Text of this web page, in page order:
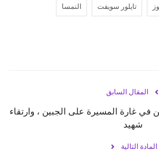
تايلور سويفت
النمسا
المقال السابق
غارة المسيرة على الجبين ، وارتقاء
شهيد
المادة التالية